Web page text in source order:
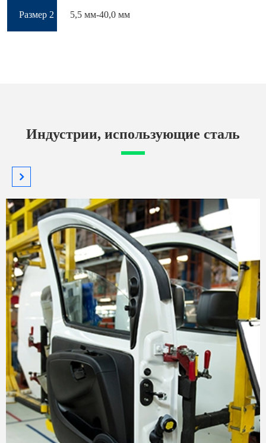
Размер 2 5,5 мм-40,0 мм
Индустрии, использующие сталь